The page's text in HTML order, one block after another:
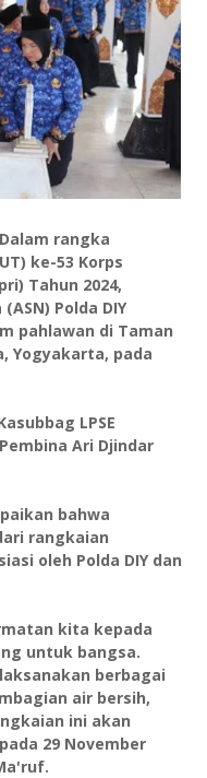
rangka
ke-53 Korps
Tahun 2024,
Polda DIY
pahlawan di Taman
Yogyakarta, pada
LPSE
Ari Djindar
bahwa
rangkaian
oleh Polda DIY dan
kita kepada
untuk bangsa.
berbagai
air bersih,
ini akan
29 November